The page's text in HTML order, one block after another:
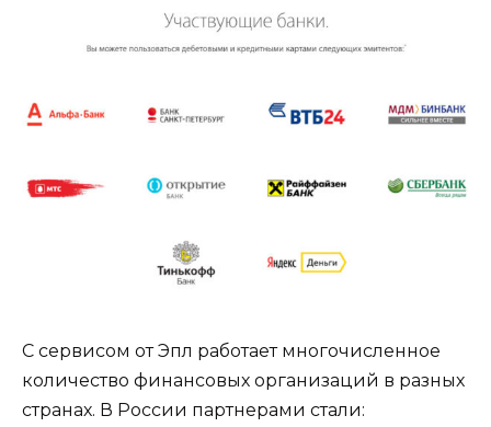
С сервисом от Эпл работает многочисленное
количество финансовых организаций в разных
странах. В России партнерами стали: